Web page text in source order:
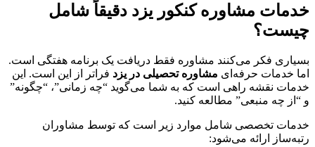
خدمات مشاوره کنکور یزد دقیقاً شامل
چیست؟
بسیاری فکر می‌کنند مشاوره فقط دریافت یک برنامه هفتگی است.
اما خدمات حرفه‌ای مشاوره تحصیلی در یزد فراتر از این است. این
خدمات نقشه راهی است که به شما می‌گوید “چه زمانی”، “چگونه”
و “از چه منبعی” مطالعه کنید.
خدمات تخصصی شامل موارد زیر است که توسط مشاوران
رتبه‌ساز ارائه می‌شود: